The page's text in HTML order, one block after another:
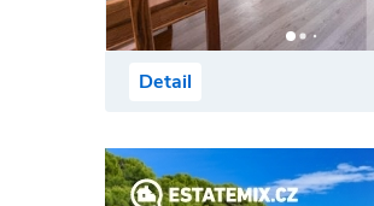
Detail